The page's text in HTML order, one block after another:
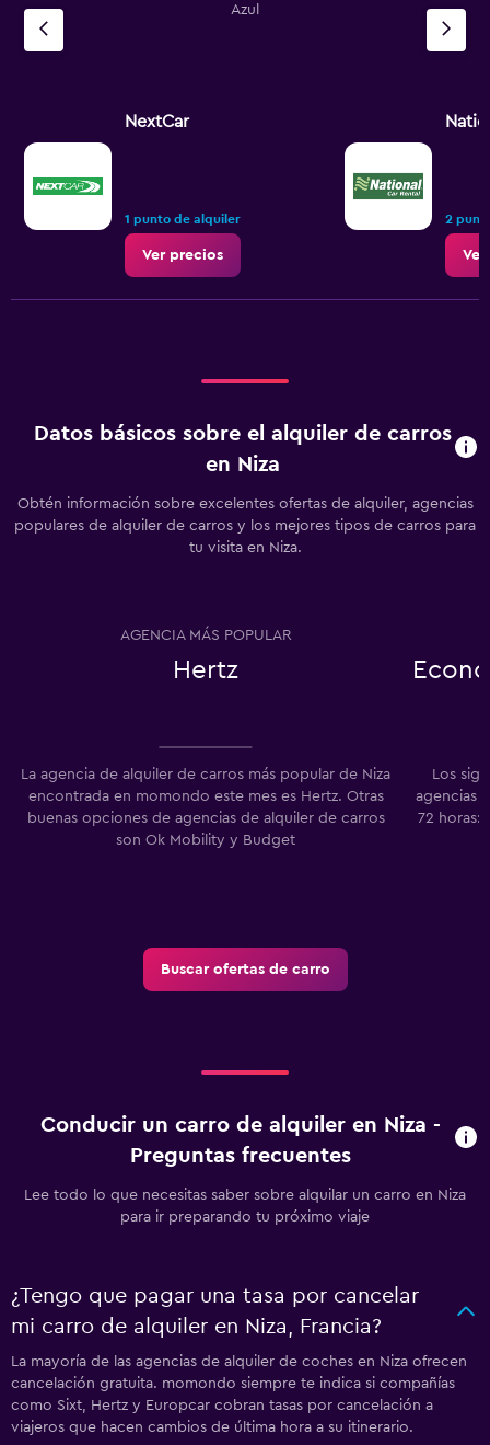
Azul
NextCar
1 punto de alquiler
Ver precios
2
Datos básicos sobre el alquiler de carros
en Niza
Obtén información sobre excelentes ofertas de alquiler, agencias
populares de alquiler de carros y los mejores tipos de carros para
tu visita en Niza.
AGENCIA MÁS POPULAR
Hertz
La agencia de alquiler de carros más popular de Niza
encontrada en momondo este mes es Hertz. Otras
buenas opciones de agencias de alquiler de carros
son Ok Mobility y Budget
Los
agencias
72 horas:
Buscar ofertas de carro
Conducir un carro de alquiler en Niza -
Preguntas frecuentes
Lee todo lo que necesitas saber sobre alquilar un carro en Niza
para ir preparando tu próximo viaje
¿Tengo que pagar una tasa por cancelar
mi carro de alquiler en Niza, Francia?
La mayoría de las agencias de alquiler de coches en Niza ofrecen
cancelación gratuita. momondo siempre te indica si compañías
como Sixt, Hertz y Europcar cobran tasas por cancelación a
viajeros que hacen cambios de última hora a su itinerario.